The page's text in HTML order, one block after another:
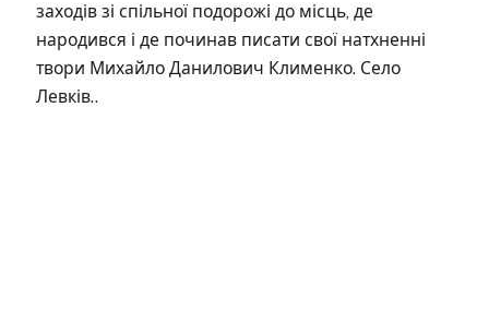
заходів зі спільної подорожі до місць, де
народився і де починав писати свої натхненні
твори Михайло Данилович Клименко. Село
Левків..